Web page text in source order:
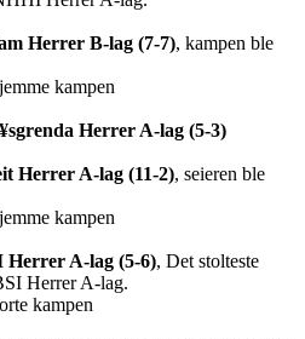
Herrer B-lag (7-7), kampen ble
kampen
Herrer A-lag (5-3)
Herrer A-lag (11-2), seieren ble
kampen
A-lag (5-6), Det stolteste
Herrer A-lag.
kampen